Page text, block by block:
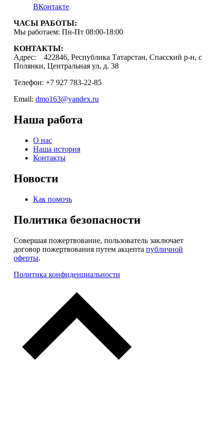
ВКонтакте
ЧАСЫ РАБОТЫ:
Мы работаем: Пн-Пт 08:00-18:00
КОНТАКТЫ:
Адрес: 422846, Республика Татарстан, Спасский р-н, с
Полянки, Центральная ул, д. 38
Телефон: +7 927 783-22-85
Email: dmo163@yandex.ru
Наша работа
О нас
Наша история
Контакты
Новости
Как помочь
Политика безопасности
Совершая пожертвование, пользователь заключает
договор пожертвования путем акцепта публичной
оферты.
Политика конфиденциальности